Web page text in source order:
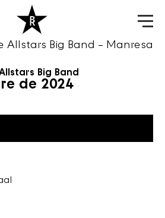
Allstars Big Band – Manresa
Big Band
de 2024